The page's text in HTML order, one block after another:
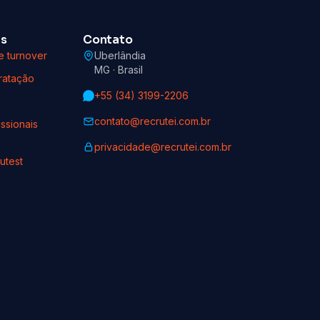
turnover
Contato
Uberlândia
MG · Brasil
+55 (34) 3199-2206
contato@recrutei.com.br
privacidade@recrutei.com.br